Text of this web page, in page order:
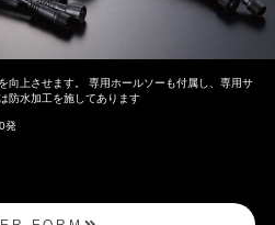
向上させます。 専用ホールソーも付属し、専用サ
防水加工を施してあります
発